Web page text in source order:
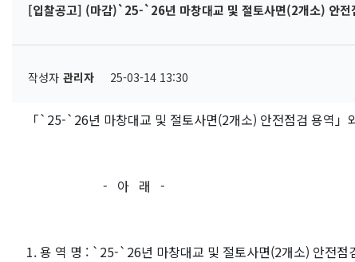
[입찰공고] (마감)`25-`26년 마창대교 및 절토사면(2개소) 안전
작성자 관리자 25-03-14 13:30
「`25-`26년 마창대교 및 절토사면(2개소) 안전점검 용역
- 아 래 -
1. 용 역 명 : `25-`26년 마창대교 및 절토사면(2개소) 안전점